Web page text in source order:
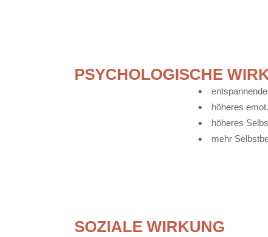
PSYCHOLOGISCHE
höheres
höheres
mehr
SOZIALE WIRKUNG